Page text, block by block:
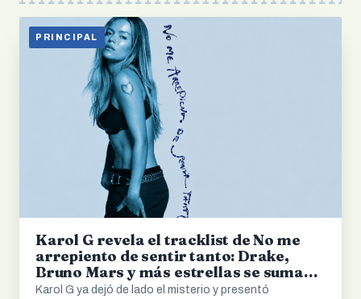
PRINCIPAL
Karol G revela el tracklist de No me
arrepiento de sentir tanto: Drake,
Bruno Mars y más estrellas se suman
al álbum
Karol G ya dejó de lado el misterio y presentó